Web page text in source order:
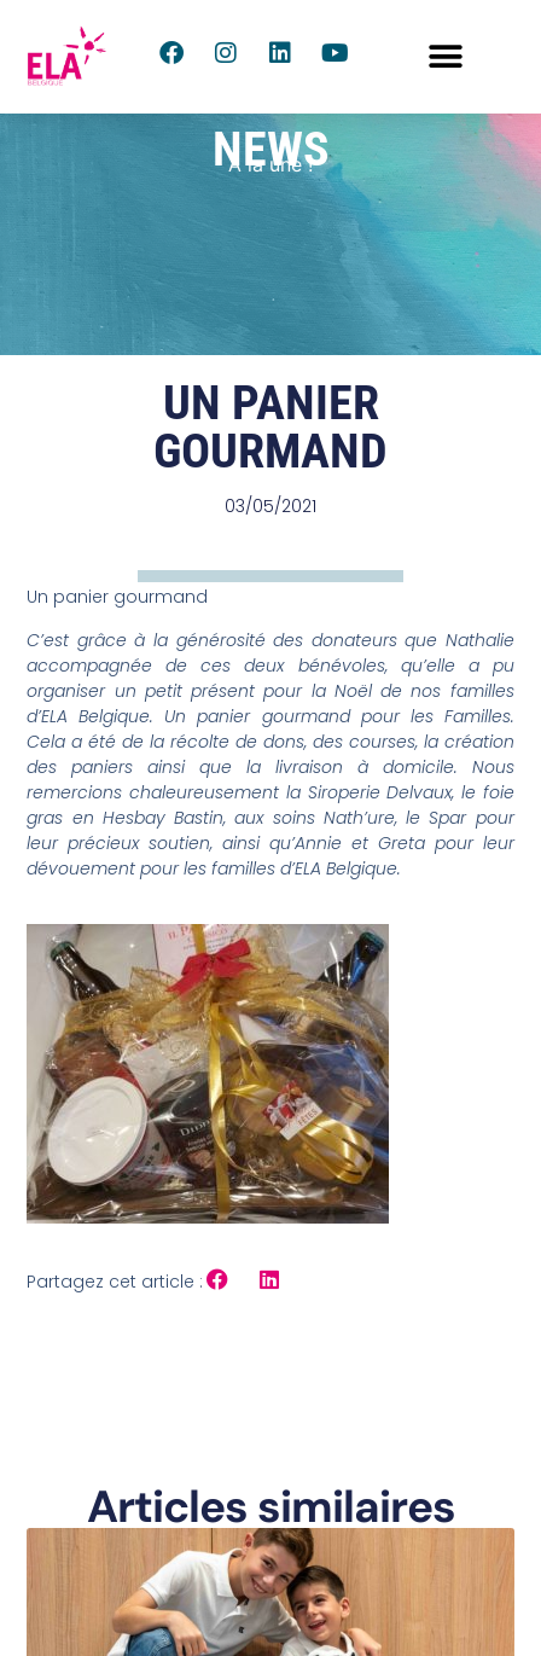
NEWS
À la une !
UN PANIER
GOURMAND
03/05/2021
Un panier gourmand
C’est grâce à la générosité des donateurs que Nathalie
accompagnée de ces deux bénévoles, qu’elle a pu
organiser un petit présent pour la Noël de nos familles
d’ELA Belgique. Un panier gourmand pour les Familles.
Cela a été de la récolte de dons, des courses, la création
des paniers ainsi que la livraison à domicile. Nous
remercions chaleureusement la Siroperie Delvaux, le foie
gras en Hesbay Bastin, aux soins Nath’ure, le Spar pour
leur précieux soutien, ainsi qu’Annie et Greta pour leur
dévouement pour les familles d’ELA Belgique.
Partagez cet article :
Articles similaires